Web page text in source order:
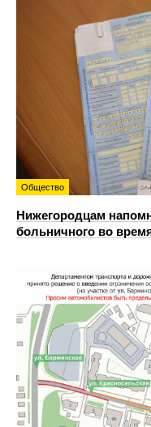
Общество
Нижегородцам
больничного во